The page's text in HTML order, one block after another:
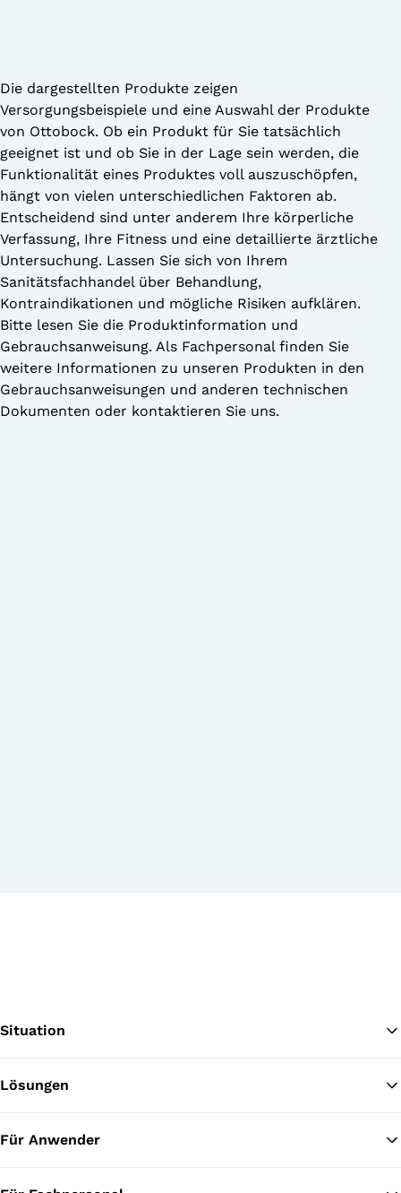
Die dargestellten Produkte zeigen
Versorgungsbeispiele und eine Auswahl der Produkte
von Ottobock. Ob ein Produkt für Sie tatsächlich
geeignet ist und ob Sie in der Lage sein werden, die
Funktionalität eines Produktes voll auszuschöpfen,
hängt von vielen unterschiedlichen Faktoren ab.
Entscheidend sind unter anderem Ihre körperliche
Verfassung, Ihre Fitness und eine detaillierte ärztliche
Untersuchung. Lassen Sie sich von Ihrem
Sanitätsfachhandel über Behandlung,
Kontraindikationen und mögliche Risiken aufklären.
Bitte lesen Sie die Produktinformation und
Gebrauchsanweisung. Als Fachpersonal finden Sie
weitere Informationen zu unseren Produkten in den
Gebrauchsanweisungen und anderen technischen
Dokumenten oder kontaktieren Sie uns.
Situation
Lösungen
Für Anwender